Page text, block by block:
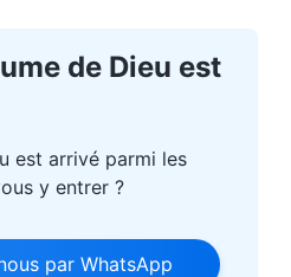
de Dieu est
est arrivé parmi les
y entrer ?
par WhatsApp